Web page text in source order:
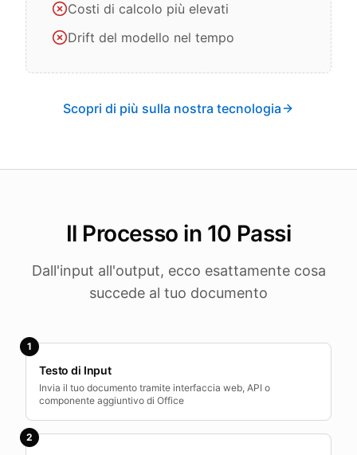
Costi di calcolo più elevati
Drift del modello nel tempo
Scopri di più sulla nostra tecnologia
Il Processo in 10 Passi
Dall'input all'output, ecco esattamente cosa
succede al tuo documento
1
Testo di Input
Invia il tuo documento tramite interfaccia web, API o
componente aggiuntivo di Office
2